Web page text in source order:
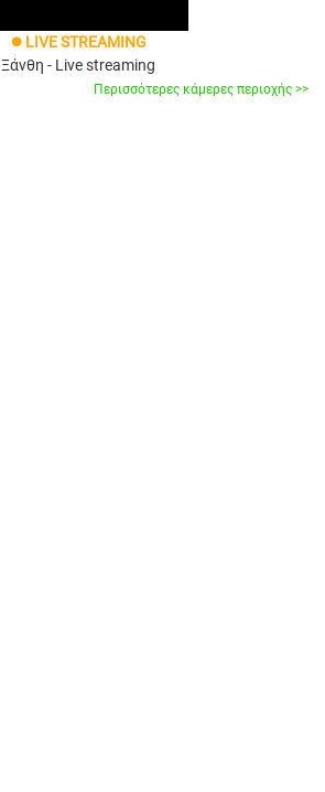
brightness_1 LIVE STREAMING
Ξάνθη - Live streaming
Περισσότερες κάμερες περιοχής >>